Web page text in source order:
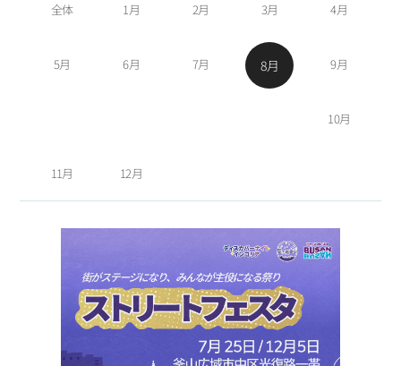
全体 1月 2月 3月 4月
5月 6月 7月 8月 9月
10月
11月 12月